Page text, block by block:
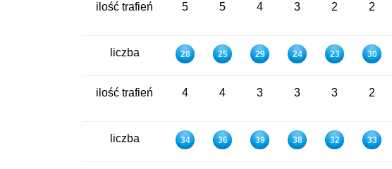
ilość trafień 5 5 4 3 2 2
liczba 28 25 29 24 23 30
ilość trafień 4 4 3 3 3 2
liczba 34 36 39 38 32 33